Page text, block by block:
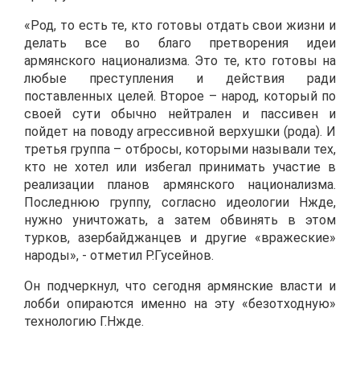
«Род, то есть те, кто готовы отдать свои жизни и
делать все во благо претворения идеи
армянского национализма. Это те, кто готовы на
любые преступления и действия ради
поставленных целей. Второе – народ, который по
своей сути обычно нейтрален и пассивен и
пойдет на поводу агрессивной верхушки (рода). И
третья группа – отбросы, которыми называли тех,
кто не хотел или избегал принимать участие в
реализации планов армянского национализма.
Последнюю группу, согласно идеологии Нжде,
нужно уничтожать, а затем обвинять в этом
турков, азербайджанцев и другие «вражеские»
народы», - отметил Р.Гусейнов.
Он подчеркнул, что сегодня армянские власти и
лобби опираются именно на эту «безотходную»
технологию Г.Нжде.